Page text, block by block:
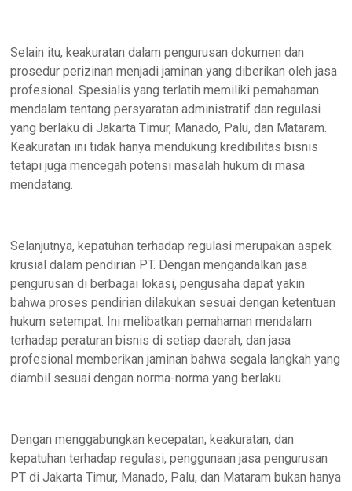
Selain itu, keakuratan dalam pengurusan dokumen dan
prosedur perizinan menjadi jaminan yang diberikan oleh jasa
profesional. Spesialis yang terlatih memiliki pemahaman
mendalam tentang persyaratan administratif dan regulasi
yang berlaku di Jakarta Timur, Manado, Palu, dan Mataram.
Keakuratan ini tidak hanya mendukung kredibilitas bisnis
tetapi juga mencegah potensi masalah hukum di masa
mendatang.
Selanjutnya, kepatuhan terhadap regulasi merupakan aspek
krusial dalam pendirian PT. Dengan mengandalkan jasa
pengurusan di berbagai lokasi, pengusaha dapat yakin
bahwa proses pendirian dilakukan sesuai dengan ketentuan
hukum setempat. Ini melibatkan pemahaman mendalam
terhadap peraturan bisnis di setiap daerah, dan jasa
profesional memberikan jaminan bahwa segala langkah yang
diambil sesuai dengan norma-norma yang berlaku.
Dengan menggabungkan kecepatan, keakuratan, dan
kepatuhan terhadap regulasi, penggunaan jasa pengurusan
PT di Jakarta Timur, Manado, Palu, dan Mataram bukan hanya